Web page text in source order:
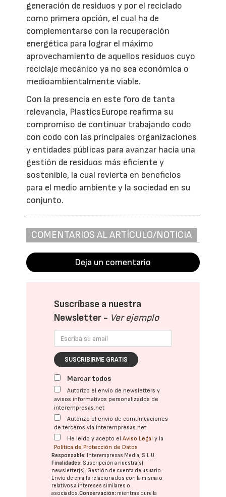
generación de residuos y por el reciclado
como primera opción, el cual ha de
complementarse con la recuperación
energética para lograr el máximo
aprovechamiento de aquellos residuos cuyo
reciclaje mecánico ya no sea económica o
medioambientalmente viable.
Con la presencia en este foro de tanta
relevancia, PlasticsEurope reafirma su
compromiso de continuar trabajando codo
con codo con las principales organizaciones
y entidades públicas para avanzar hacia una
gestión de residuos más eficiente y
sostenible, la cual revierta en beneficios
para el medio ambiente y la sociedad en su
conjunto.
COMENTARIOS AL ARTÍCULO/NOTICIA
Deja un comentario
Suscríbase a nuestra
Newsletter - Ver ejemplo
SUSCRIBIRME GRATIS
Marcar todos
Autorizo el envío de newsletters y
avisos informativos personalizados de
interempresas.net
Autorizo el envío de comunicaciones
de terceros vía interempresas.net
He leído y acepto elAviso Legal y la
Política de Protección de Datos
Responsable: Interempresas Media, S.L.U.
Finalidades: Suscripción a nuestra(s)
newsletter(s). Gestión de cuenta de usuario.
Envío de emails relacionados con la misma o
relativos a intereses similares o
asociados.Conservación: mientras dure la